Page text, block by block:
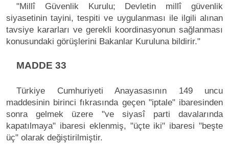
"Millî Güvenlik Kurulu; Devletin millî güvenlik
siyasetinin tayini, tespiti ve uygulanması ile ilgili alınan
tavsiye kararları ve gerekli koordinasyonun sağlanması
konusundaki görüşlerini Bakanlar Kuruluna bildirir."
MADDE 33
Türkiye Cumhuriyeti Anayasasının 149 uncu
maddesinin birinci fıkrasında geçen "iptale" ibaresinden
sonra gelmek üzere "ve siyasî parti davalarında
kapatılmaya" ibaresi eklenmiş, "üçte iki" ibaresi "beşte
üç" olarak değiştirilmiştir.